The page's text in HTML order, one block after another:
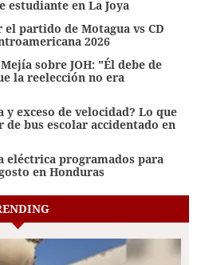
estudiante en La Joya
partido de Motagua vs CD
2026
sobre JOH: "Él debe de
la reelección no era
y exceso de velocidad? Lo que
bus escolar accidentado en
eléctrica programados para
en Honduras